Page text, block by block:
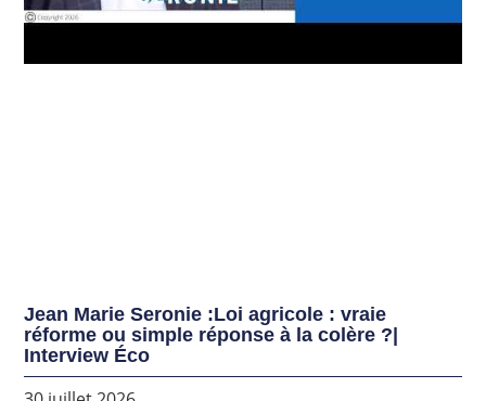
Jean Marie Seronie :Loi agricole : vraie
réforme ou simple réponse à la colère ?|
Interview Éco